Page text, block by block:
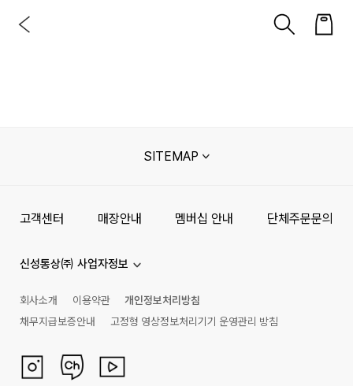
SITEMAP
고객센터 매장안내 멤버십 안내 단체주문문의
신성통상㈜ 사업자정보
회사소개 이용약관
개인정보처리방침
채무지급보증안내
고정형 영상정보처리기기 운영관리 방침